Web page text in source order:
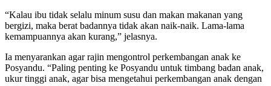
“Kalau ibu tidak selalu minum susu dan makan makanan yang
bergizi, maka berat badannya tidak akan naik-naik. Lama-lama
kemampuannya akan kurang,” jelasnya.
Ia menyarankan agar rajin mengontrol perkembangan anak ke
Posyandu. “Paling penting ke Posyandu untuk timbang badan anak,
ukur tinggi anak, agar bisa mengetahui perkembangan anak dengan